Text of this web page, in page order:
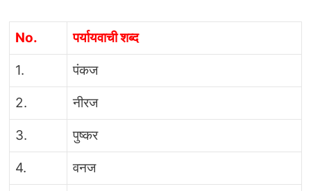
No. पर्यायवाची शब्द
1. पंकज
2. नीरज
3. पुष्कर
4. वनज